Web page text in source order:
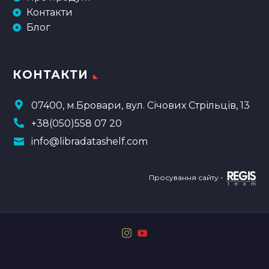
Контакти
Блог
КОНТАКТИ
07400, м.Бровари, вул. Січових Стрільців, 13
+38(050)558 07 20
info@libradatashelf.com
Просування сайту -